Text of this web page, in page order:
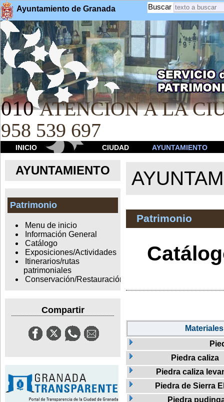
Ayuntamiento de Granada Buscar
010 ATENCION A LA
958 539 697
INICIO CIUDAD AYUNTAMIENTO
AYUNTAMIENTO
Patrimonio
Menu de inicio
Información General
Catálogo
Exposiciones/Actividades
Itinerarios/rutas
patrimoniales
Conservación/Restauración
Compartir
Patrimonio
Materiales
Piedra caliza
Piedra caliza
Piedra de Sierra
Piedra